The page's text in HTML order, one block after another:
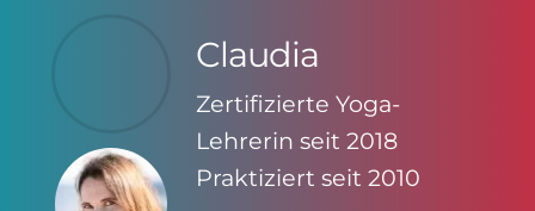
Claudia
Zertifizierte Yoga-
Lehrerin seit 2018
Praktiziert seit 2010